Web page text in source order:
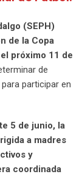
(SEPH)
de la Copa
próximo 11 de
de
participar en
5 de junio, la
a madres
y
coordinada